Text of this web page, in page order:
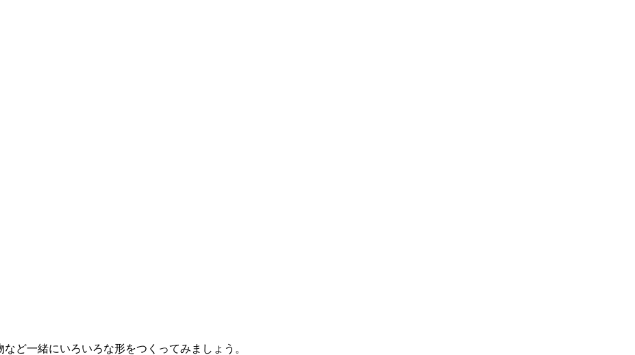
など一緒にいろいろな形をつくってみましょう。